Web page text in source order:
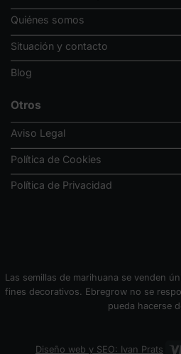
Quiénes somos
Situación y contacto
Blog
Otros
Aviso Legal
Política de Cookies
Política de Privacidad
Las semillas de marihuana se venden
fines decorativos. Ebregrow no se
pueda hacerse
Diseño web y SEO: Ivan Prats